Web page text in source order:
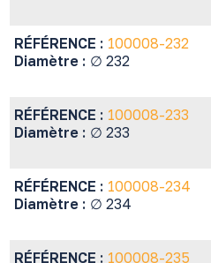
RÉFÉRENCE : 100008-232
Diamètre : ∅ 232
RÉFÉRENCE : 100008-233
Diamètre : ∅ 233
RÉFÉRENCE : 100008-234
Diamètre : ∅ 234
RÉFÉRENCE : 100008-235